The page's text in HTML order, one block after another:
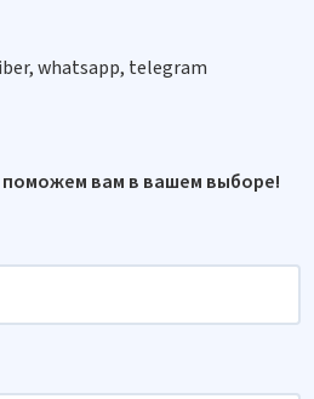
whatsapp, telegram
поможем вам в вашем выборе!